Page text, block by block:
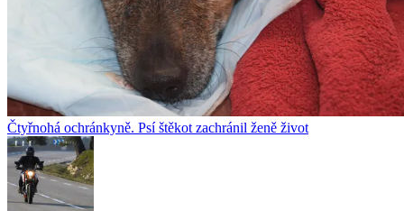
Čtyřnohá ochránkyně. Psí štěkot zachránil ženě život